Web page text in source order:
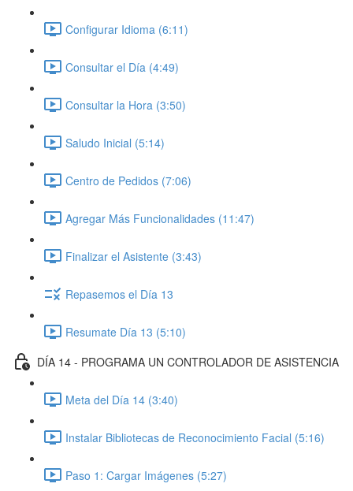
Configurar Idioma (6:11)
Consultar el Día (4:49)
Consultar la Hora (3:50)
Saludo Inicial (5:14)
Centro de Pedidos (7:06)
Agregar Más Funcionalidades (11:47)
Finalizar el Asistente (3:43)
Repasemos el Día 13
Resumate Día 13 (5:10)
DÍA 14 - PROGRAMA UN CONTROLADOR DE ASISTENCIA
Meta del Día 14 (3:40)
Instalar Bibliotecas de Reconocimiento Facial (5:16)
Paso 1: Cargar Imágenes (5:27)